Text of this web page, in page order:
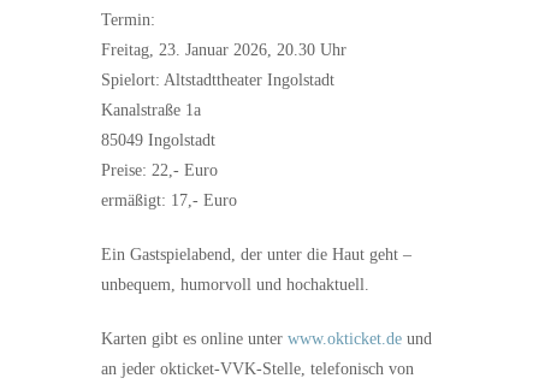
Termin:
Freitag, 23. Januar 2026, 20.30 Uhr
Spielort: Altstadttheater Ingolstadt
Kanalstraße 1a
85049 Ingolstadt
Preise: 22,- Euro
ermäßigt: 17,- Euro
Ein Gastspielabend, der unter die Haut geht –
unbequem, humorvoll und hochaktuell.
Karten gibt es online unter www.okticket.de und
an jeder okticket-VVK-Stelle, telefonisch von